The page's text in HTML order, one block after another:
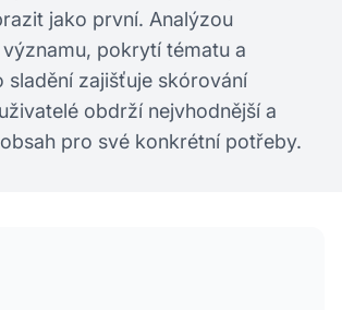
jako první. Analýzou
pokrytí tématu a
sladění zajišťuje skórování
obdrží nejvhodnější a
pro své konkrétní potřeby.